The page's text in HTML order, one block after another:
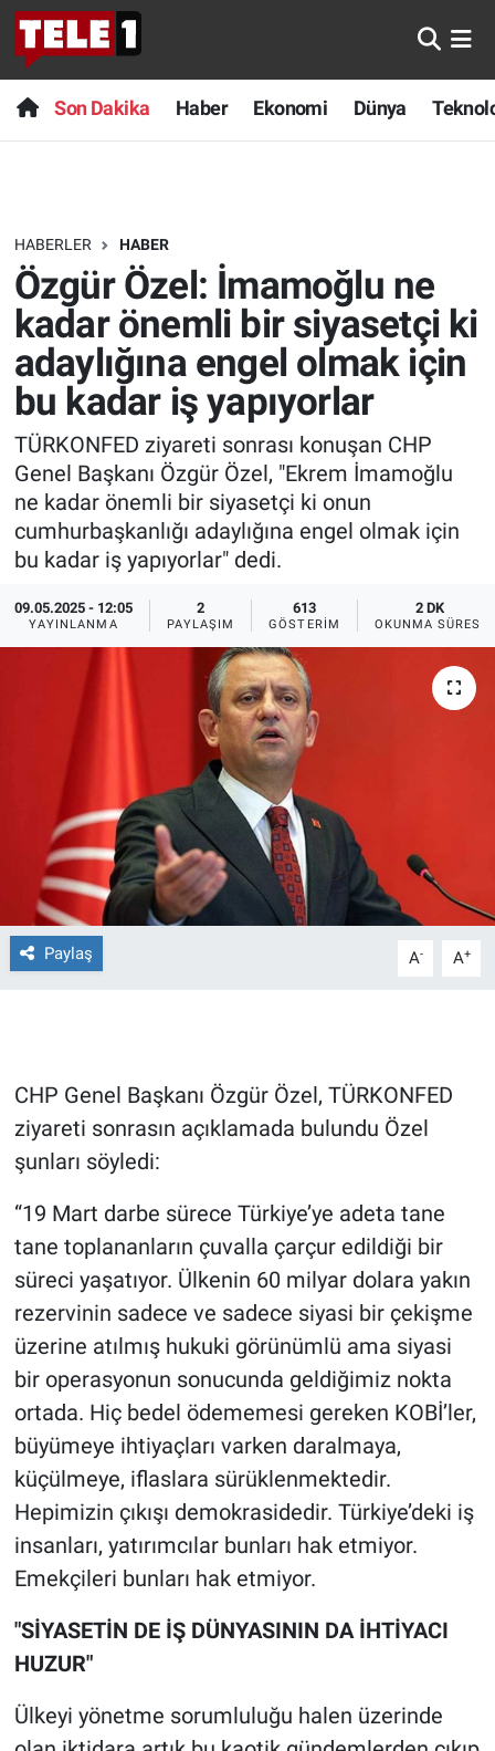
Son Dakika Haber Ekonomi Dünya
HABERLER HABER
Özgür Özel: İmamoğlu ne
kadar önemli bir siyasetçi ki
adaylığına engel olmak için
bu kadar iş yapıyorlar
TÜRKONFED ziyareti sonrası konuşan CHP
Genel Başkanı Özgür Özel, "Ekrem İmamoğlu
ne kadar önemli bir siyasetçi ki onun
cumhurbaşkanlığı adaylığına engel olmak için
bu kadar iş yapıyorlar" dedi.
09.05.2025 - 12:05
YAYINLANMA
2
PAYLAŞIM
613
GÖSTERIM
2 DK
OKUNMA SÜRESI
Paylaş A- A+
CHP Genel Başkanı Özgür Özel, TÜRKONFED
ziyareti sonrasın açıklamada bulundu Özel
şunları söyledi:
“19 Mart darbe sürece Türkiye’ye adeta tane
tane toplananların çuvalla çarçur edildiği bir
süreci yaşatıyor. Ülkenin 60 milyar dolara yakın
rezervinin sadece ve sadece siyasi bir çekişme
üzerine atılmış hukuki görünümlü ama siyasi
bir operasyonun sonucunda geldiğimiz nokta
ortada. Hiç bedel ödememesi gereken KOBİ’ler,
büyümeye ihtiyaçları varken daralmaya,
küçülmeye, iflaslara sürüklenmektedir.
Hepimizin çıkışı demokrasidedir. Türkiye’deki iş
insanları, yatırımcılar bunları hak etmiyor.
Emekçileri bunları hak etmiyor.
"SİYASETİN DE İŞ DÜNYASININ DA İHTİYACI
HUZUR"
Ülkeyi yönetme sorumluluğu halen üzerinde
Anında Manşet
Başka Sohbetler
Bilim turu
Bilim ve Teknoloji Evreni
Doğa Konuşuyor
Dünya
Ege Saati
Ege'den Esintiler
Eğlence
Gerçeğin İzinde
Gün Başlıyor
Gün Bitiyor
Günün görüntüsü
Haber
İlan
Kimdir
Koronavirüs
Kültür Sanat
Ne demişti
Nedir
Popüler
Sağlık
Spor
Son Dakika
Haber
Dünya
Teknoloji
Sağlık
Spor
Yayın Akışı
İletişim
Nöbetçi Eczaneler
Hava Durumu
Trafik Durumu
Süper Lig Puan Durumu ve Fikstür
Tüm Manşetler
Son Dakika Haberleri
Haber Arşivi